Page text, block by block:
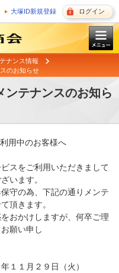
大塚ID新規登録 ログイン
ナンス情報
のお知らせ
ンテナンスのお知ら
用中のお客様へ
スをご利用いただきまして
います。
守の為、下記の通りメンテ
頂きます。
おかけしますが、何卒ご理
願い申し
１１月２９日（火）